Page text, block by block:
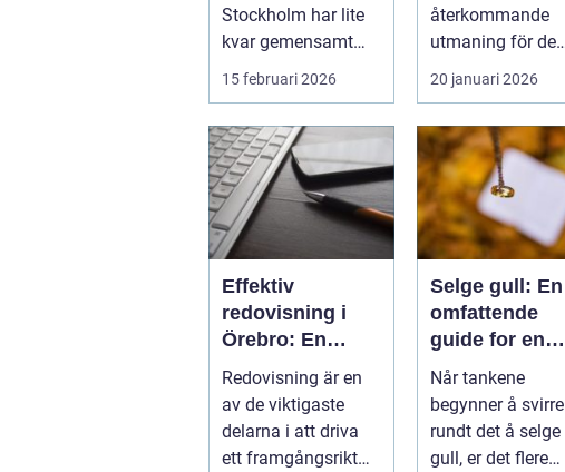
Stockholm har lite
kvar gemensamt
med de platta, trista
15 februari 2026
återkommande
utmaning för de
flesta idrottslag.
Nya matchställ,
cuper, ...
20 januari 2026
Effektiv
redovisning i
Örebro: En
nyckel till
framgång
Redovisning är en
av de viktigaste
delarna i att driva
ett framgångsrikt
Selge gull: En
omfattende
guide for en
lønnsom
transaksjon
Når tankene
begynner å svirre
rundt det å selge
gull, er det flere